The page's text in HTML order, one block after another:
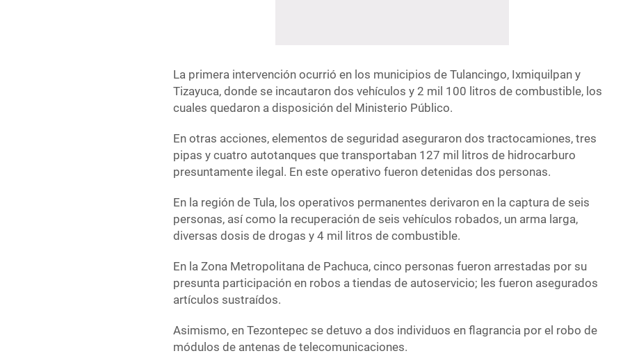
La primera intervención ocurrió en los municipios de Tulancingo, Ixmiquilpan y
Tizayuca, donde se incautaron dos vehículos y 2 mil 100 litros de combustible, los
cuales quedaron a disposición del Ministerio Público.
En otras acciones, elementos de seguridad aseguraron dos tractocamiones, tres
pipas y cuatro autotanques que transportaban 127 mil litros de hidrocarburo
presuntamente ilegal. En este operativo fueron detenidas dos personas.
En la región de Tula, los operativos permanentes derivaron en la captura de seis
personas, así como la recuperación de seis vehículos robados, un arma larga,
diversas dosis de drogas y 4 mil litros de combustible.
En la Zona Metropolitana de Pachuca, cinco personas fueron arrestadas por su
presunta participación en robos a tiendas de autoservicio; les fueron asegurados
artículos sustraídos.
Asimismo, en Tezontepec se detuvo a dos individuos en flagrancia por el robo de
módulos de antenas de telecomunicaciones.